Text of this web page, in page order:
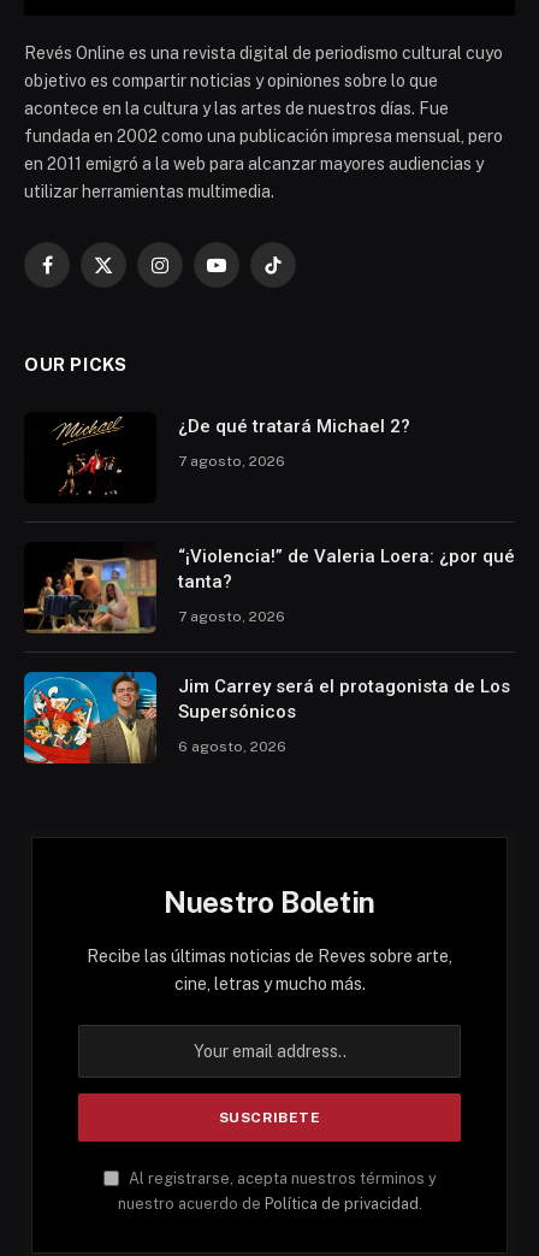
Revés Online es una revista digital de periodismo cultural cuyo
objetivo es compartir noticias y opiniones sobre lo que
acontece en la cultura y las artes de nuestros días. Fue
fundada en 2002 como una publicación impresa mensual, pero
en 2011 emigró a la web para alcanzar mayores audiencias y
utilizar herramientas multimedia.
Facebook
X
InstagramYouTubeTikTok
OUR PICKS
¿De qué tratará Michael 2?
7 agosto, 2026
“¡Violencia!” de Valeria Loera: ¿por qué
tanta?
7 agosto, 2026
Jim Carrey será el protagonista de Los
Supersónicos
6 agosto, 2026
Nuestro Boletin
Recibe las últimas noticias de Reves sobre arte,
cine, letras y mucho más.
Al registrarse, acepta nuestros términos y
nuestro acuerdo de Política de privacidad .